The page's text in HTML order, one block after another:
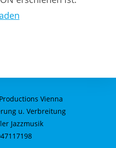
Vienna
u. Verbreitung
Jazzmusik